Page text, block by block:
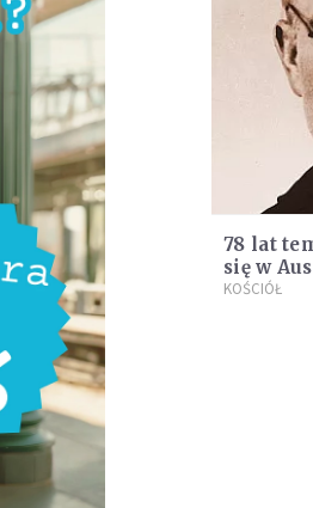
78 lat
się w
KOŚCIÓŁ